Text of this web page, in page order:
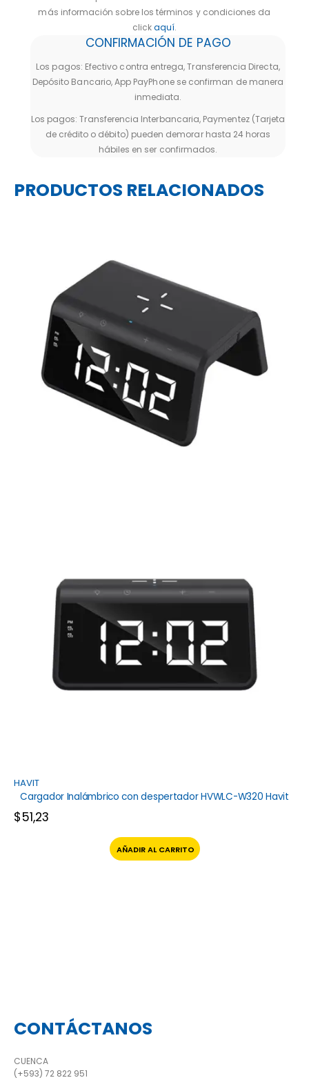
más información sobre los términos y condiciones da
clickaquí.
CONFIRMACIÓN DE PAGO
Los pagos: Efectivo contra entrega, Transferencia Directa,
Depósito Bancario, App PayPhone se confirman de manera
inmediata.
Los pagos: Transferencia Interbancaria, Paymentez (Tarjeta
de crédito o débito) pueden demorar hasta 24 horas
hábiles en ser confirmados.
PRODUCTOS RELACIONADOS
HAVIT
Cargador Inalámbrico con despertador HVWLC-W320 Havit
$51,23
AÑADIR AL CARRITO
CONTÁCTANOS
CUENCA
(+593) 72 822 951